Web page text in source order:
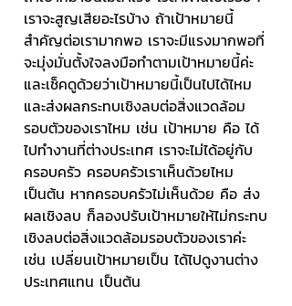
เราจะสูญเสียอะไรบ้าง ถ้าเป้าหมายนี้
สำคัญต่อเรามากพอ เราจะมีแรงมากพอที่
จะมุ่งมั่นตั้งใจลงมือทำตามเป้าหมายนี้ค่ะ
และเช็คดูด้วยว่าเป้าหมายนี้เป็นไปได้ไหม
และส่งผลกระทบเชิงลบต่อสิ่งแวดล้อม
รอบตัวของเราไหม เช่น เป้าหมาย คือ ได้
ไปทำงานที่ต่างประเทศ เราจะไม่ได้อยู่กับ
ครอบครัว ครอบครัวเราเห็นด้วยไหม
เป็นต้น หากครอบครัวไม่เห็นด้วย คือ ส่ง
ผลเชิงลบ ก็ลองปรับเป้าหมายให้ไม่กระทบ
เชิงลบต่อสิ่งแวดล้อมรอบตัวของเราค่ะ
เช่น เปลี่ยนเป้าหมายเป็น ได้ไปดูงานต่าง
ประเทศแทน เป็นต้น